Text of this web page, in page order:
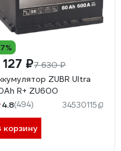
127 ₽7 630 ₽
ZUBR Ultra
R+ ZU600
4.8(494) 34530115
корзину